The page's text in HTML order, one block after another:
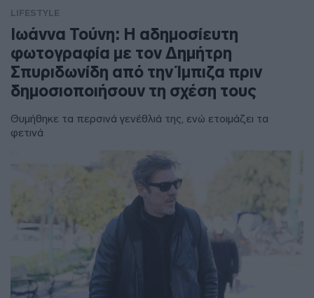
LIFESTYLE
Ιωάννα Τούνη: Η αδημοσίευτη
φωτογραφία με τον Δημήτρη
Σπυριδωνίδη από την Ίμπιζα πριν
δημοσιοποιήσουν τη σχέση τους
Θυμήθηκε τα περσινά γενέθλιά της, ενώ ετοιμάζει τα
φετινά